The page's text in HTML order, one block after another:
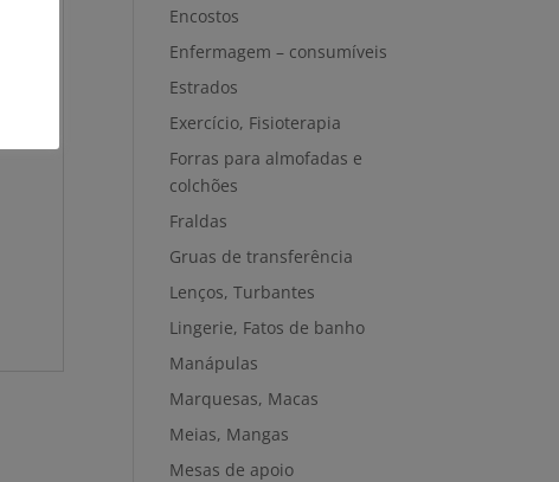
Encostos
Enfermagem – consumíveis
Estrados
Exercício, Fisioterapia
Forras para almofadas e
colchões
Fraldas
Gruas de transferência
Lenços, Turbantes
Lingerie, Fatos de banho
Manápulas
Marquesas, Macas
Meias, Mangas
Mesas de apoio